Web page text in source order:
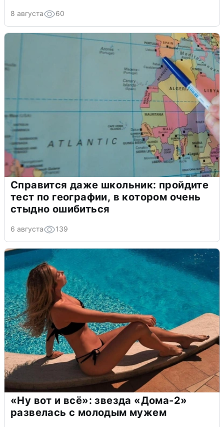
8 августа 60
Справится даже школьник: пройдите
тест по географии, в котором очень
стыдно ошибиться
6 августа 139
«Ну вот и всё»: звезда «Дома-2»
развелась с молодым мужем